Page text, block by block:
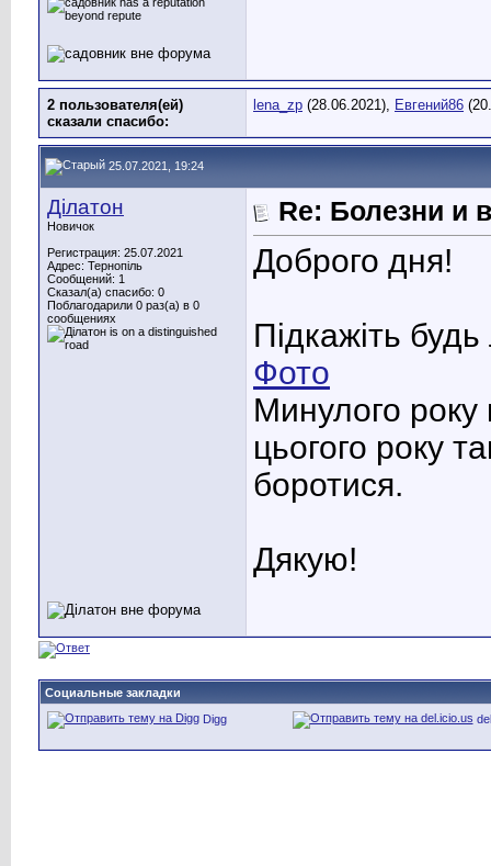
2 пользователя(ей)
сказали cпасибо:
lena_zp (28.06.2021), Евгений86
25.07.2021, 19:24
Ділатон
Новичок
Регистрация: 25.07.2021
Адрес: Тернопіль
Сообщений: 1
Сказал(а) спасибо: 0
Поблагодарили 0 раз(а) в 0
сообщениях
Re: Болезни и
Доброго дня!
Підкажіть
Фото
Минулого року
цьогого року
боротися.
Дякую!
Социальные закладки
Digg